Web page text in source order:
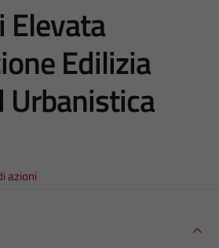
Elevata
Edilizia
Urbanistica
azioni